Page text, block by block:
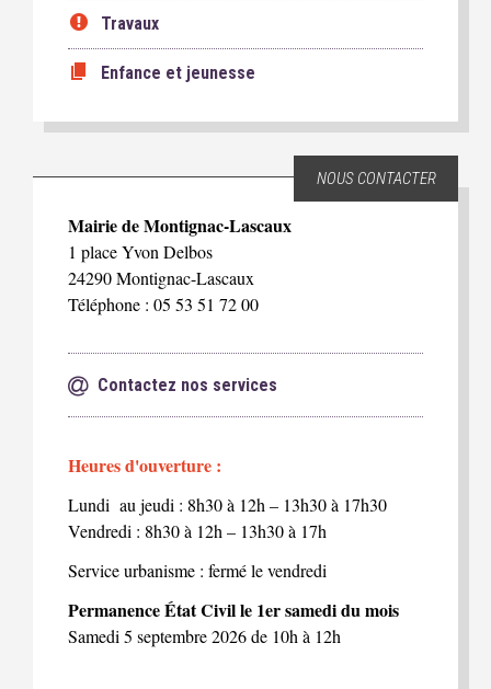
Travaux
Enfance et jeunesse
NOUS CONTACTER
Mairie de Montignac-Lascaux
1 place Yvon Delbos
24290 Montignac-Lascaux
Téléphone : 05 53 51 72 00
Contactez nos services
Heures d'ouverture :
Lundi au jeudi : 8h30 à 12h – 13h30 à 17h30
Vendredi : 8h30 à 12h – 13h30 à 17h
Service urbanisme : fermé le vendredi
Permanence État Civil le 1er samedi du mois
Samedi 5 septembre 2026 de 10h à 12h